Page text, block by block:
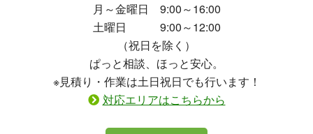
月～金曜日 9:00～16:00
土曜日 9:00～12:00
（祝日を除く）
ぱっと相談、ほっと安心。
※見積り・作業は土日祝日でも行います！
対応エリアはこちらから